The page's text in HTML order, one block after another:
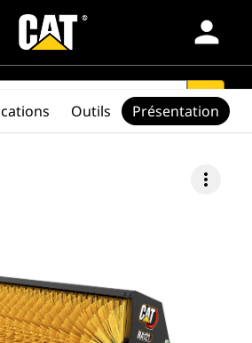
person
search
more_vert
Outils Présentation